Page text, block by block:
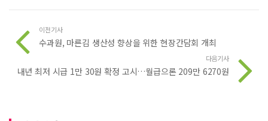
이전기사
수과원, 마른김 생산성 향상을 위한 현장간담회 개최
다음기사
내년 최저 시급 1만 30원 확정 고시…월급으론 209만 6270원